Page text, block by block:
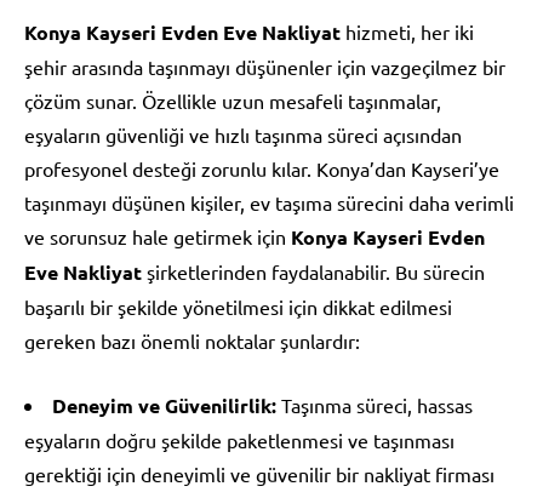
Konya Kayseri Evden Eve Nakliyat hizmeti, her iki
şehir arasında taşınmayı düşünenler için vazgeçilmez bir
çözüm sunar. Özellikle uzun mesafeli taşınmalar,
eşyaların güvenliği ve hızlı taşınma süreci açısından
profesyonel desteği zorunlu kılar. Konya’dan Kayseri’ye
taşınmayı düşünen kişiler, ev taşıma sürecini daha verimli
ve sorunsuz hale getirmek için Konya Kayseri Evden
Eve Nakliyat şirketlerinden faydalanabilir. Bu sürecin
başarılı bir şekilde yönetilmesi için dikkat edilmesi
gereken bazı önemli noktalar şunlardır:
Deneyim ve Güvenilirlik: Taşınma süreci, hassas
eşyaların doğru şekilde paketlenmesi ve taşınması
gerektiği için deneyimli ve güvenilir bir nakliyat firması